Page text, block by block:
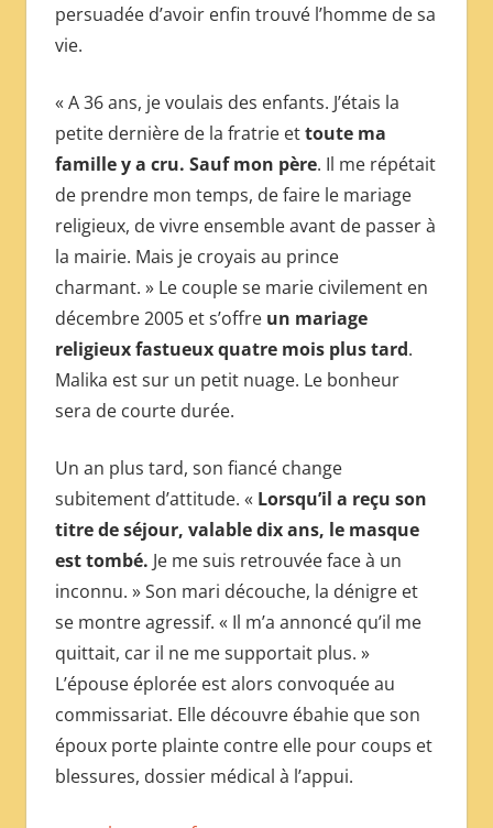
persuadée d’avoir enfin trouvé l’homme de sa
vie.
« A 36 ans, je voulais des enfants. J’étais la
petite dernière de la fratrie ettoute ma
famille y a cru. Sauf mon père. Il me répétait
de prendre mon temps, de faire le mariage
religieux, de vivre ensemble avant de passer à
la mairie. Mais je croyais au prince
charmant. » Le couple se marie civilement en
décembre 2005 et s’offre un mariage
religieux fastueux quatre mois plus tard.
Malika est sur un petit nuage. Le bonheur
sera de courte durée.
Un an plus tard, son fiancé change
subitement d’attitude. « Lorsqu’il a reçu son
titre de séjour, valable dix ans, le masque
est tombé. Je me suis retrouvée face à un
inconnu. » Son mari découche, la dénigre et
se montre agressif. « Il m’a annoncé qu’il me
quittait, car il ne me supportait plus. »
L’épouse éplorée est alors convoquée au
commissariat. Elle découvre ébahie que son
époux porte plainte contre elle pour coups et
blessures, dossier médical à l’appui.